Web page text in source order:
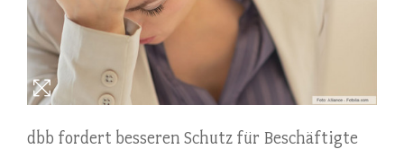
dbb fordert besseren Schutz für Beschäftigte